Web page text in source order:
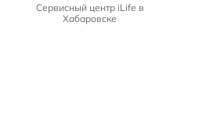
Сервисный центр iLife в
Хабаровске